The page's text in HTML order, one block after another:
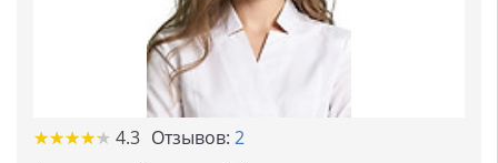
★★★★★
★★★★★ 4.3 Отзывов: 2